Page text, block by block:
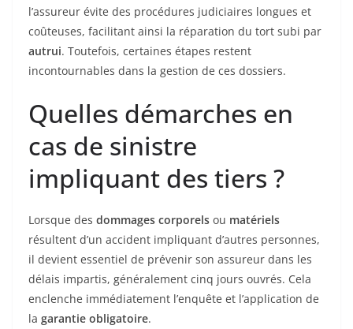
l’assureur évite des procédures judiciaires longues et
coûteuses, facilitant ainsi la réparation du tort subi par
autrui. Toutefois, certaines étapes restent
incontournables dans la gestion de ces dossiers.
Quelles démarches en
cas de sinistre
impliquant des tiers ?
Lorsque des dommages corporels ou matériels
résultent d’un accident impliquant d’autres personnes,
il devient essentiel de prévenir son assureur dans les
délais impartis, généralement cinq jours ouvrés. Cela
enclenche immédiatement l’enquête et l’application de
la garantie obligatoire.